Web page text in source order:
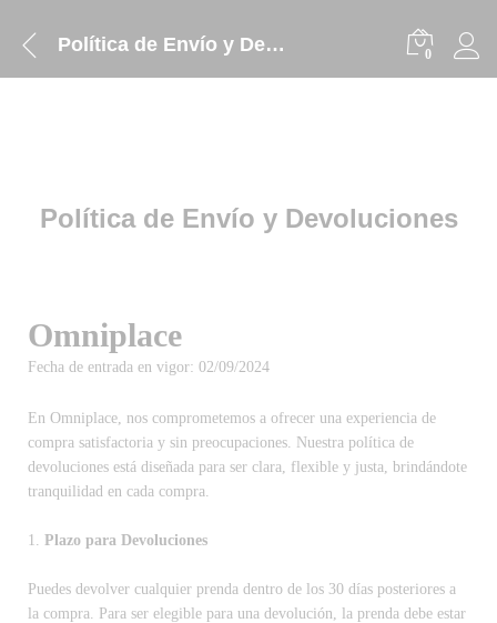
Política de Envío y Devoluciones 0
Política de Envío y Devoluciones
Omniplace
Fecha de entrada en vigor: 02/09/2024
En Omniplace, nos comprometemos a ofrecer una experiencia de
compra satisfactoria y sin preocupaciones. Nuestra política de
devoluciones está diseñada para ser clara, flexible y justa, brindándote
tranquilidad en cada compra.
1. Plazo para Devoluciones
Puedes devolver cualquier prenda dentro de los 30 días posteriores a
la compra. Para ser elegible para una devolución, la prenda debe estar